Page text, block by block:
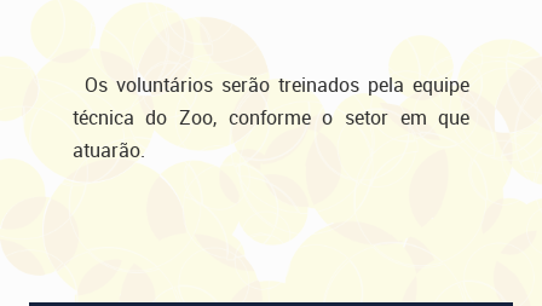
Os voluntários serão treinados pela equipe
técnica do Zoo, conforme o setor em que
atuarão.